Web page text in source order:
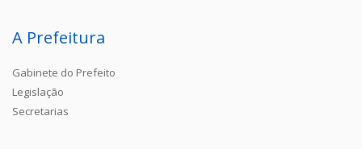
A Prefeitura
Gabinete do Prefeito
Legislação
Secretarias